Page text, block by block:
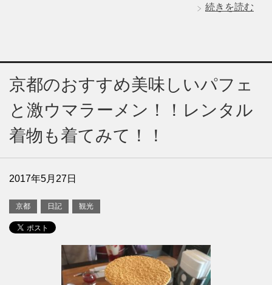
続きを読む
京都のおすすめ美味しいパフェ
と激ウマラーメン！！レンタル
着物も着てみて！！
2017年5月27日
京都 日記 観光